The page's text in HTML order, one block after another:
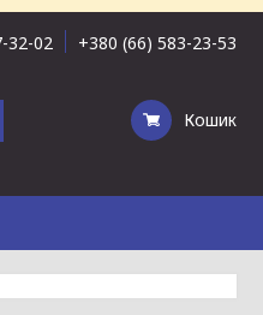
32-02 +380 (66) 583-23-53
Кошик